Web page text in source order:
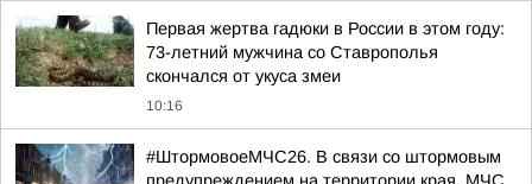
Первая жертва гадюки в России в этом году:
73-летний мужчина со Ставрополья
скончался от укуса змеи
10:16
#ШтормовоеМЧС26. В связи со штормовым